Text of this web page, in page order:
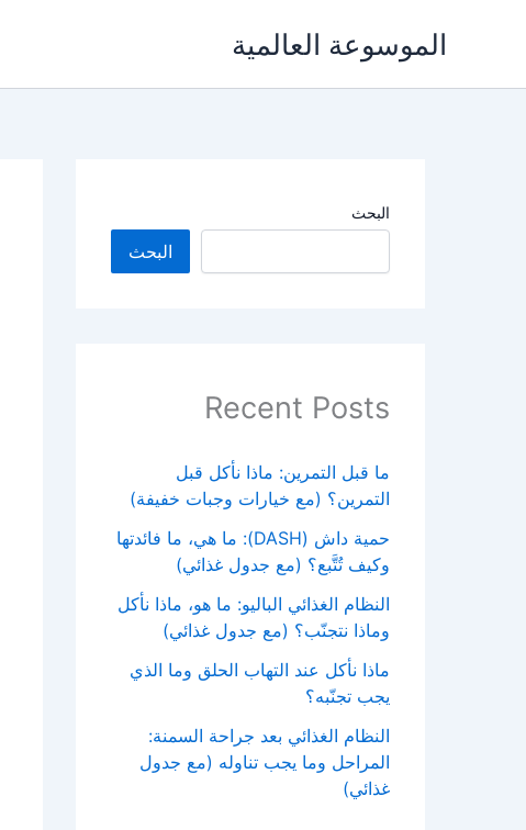
الموسوعة العالمية
البحث
البحث
Recent Posts
ما قبل التمرين: ماذا نأكل قبل
التمرين؟ (مع خيارات وجبات خفيفة)
حمية داش (DASH): ما هي، ما فائدتها
وكيف تُتَّبع؟ (مع جدول غذائي)
النظام الغذائي الباليو: ما هو، ماذا نأكل
وماذا نتجنّب؟ (مع جدول غذائي)
ماذا نأكل عند التهاب الحلق وما الذي
يجب تجنّبه؟
النظام الغذائي بعد جراحة السمنة:
المراحل وما يجب تناوله (مع جدول
غذائي)